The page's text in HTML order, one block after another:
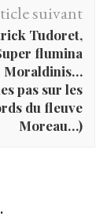
suivant
Tudoret,
flumina
Moraldinis…
pas sur les
du fleuve
Moreau…)